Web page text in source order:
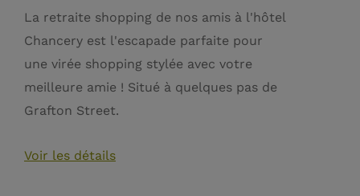
La retraite shopping de nos amis à l'hôtel
Chancery est l'escapade parfaite pour
une virée shopping stylée avec votre
meilleure amie ! Situé à quelques pas de
Grafton Street.
Voir les détails